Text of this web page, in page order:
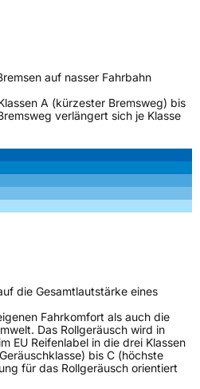
auf nasser Fahrbahn
A (kürzester Bremsweg) bis
verlängert sich je Klasse
die Gesamtlautstärke eines
Fahrkomfort als auch die
Das Rollgeräusch wird in
EU Reifenlabel in die drei Klassen
bis C (höchste
für das Rollgeräusch orientiert